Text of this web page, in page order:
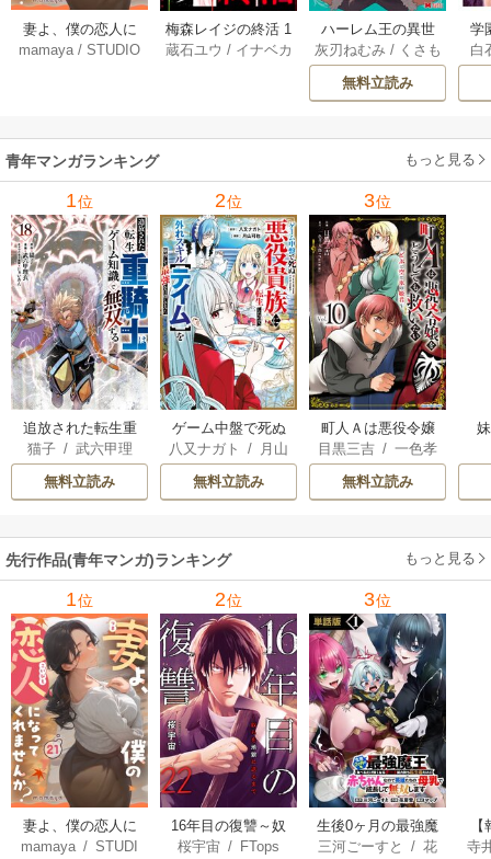
妻よ、僕の恋人に
なってくれません
mamaya/STUDIO
梅森レイジの終活 1
3巻
蔵石ユウ / イナベカ
ハーレム王の異世
界プレス漫遊記 ～
最強無双のおじさ
んはあらゆる種族
ミック） 6巻
灰刃ねむみ / くさも
ち
無料立読み
学
ア
（
白
青年マンガランキング もっと見る
1位
追放された転生重
騎士はゲーム知識
で無双する
猫子/ 武六甲理
衣/じゃいあん
無料立読み
2位
ゲーム中盤で死ぬ
悪役貴族に転生し
たので、外れスキ
ル【テイム】を駆
してみた
八又ナガト /
月山
可也
無料立読み
3位
町人Ａは悪役令嬢
をどうしても救い
たい ～どぶと空
と氷の姫君～
目黒三吉 /一色孝
太郎/Parum
無料立読み
先行作品(青年マンガ)ランキング もっと見る
1位
妻よ、僕の恋人に
なってくれません
mamaya/STUDI
2位
16年目の復讐～奴
らを地獄に送るま
桜宇宙 / FTops
3位
生後0ヶ月の最強魔
王 食べるだけ強
三河ごーすと /花
解
寺